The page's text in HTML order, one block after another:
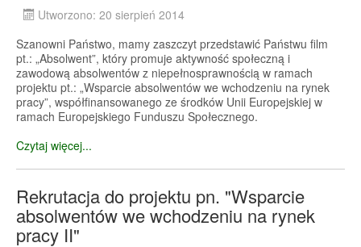
Utworzono: 20 sierpień 2014
Szanowni Państwo, mamy zaszczyt przedstawić Państwu film
pt.: „Absolwent”, który promuje aktywność społeczną i
zawodową absolwentów z niepełnosprawnością w ramach
projektu pt.: „Wsparcie absolwentów we wchodzeniu na rynek
pracy”, współfinansowanego ze środków Unii Europejskiej w
ramach Europejskiego Funduszu Społecznego.
Czytaj więcej...
Rekrutacja do projektu pn. "Wsparcie
absolwentów we wchodzeniu na rynek
pracy II"